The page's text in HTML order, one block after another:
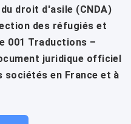
droit d'asile (CNDA)
des réfugiés et
001 Traductions –
juridique officiel
en France et à